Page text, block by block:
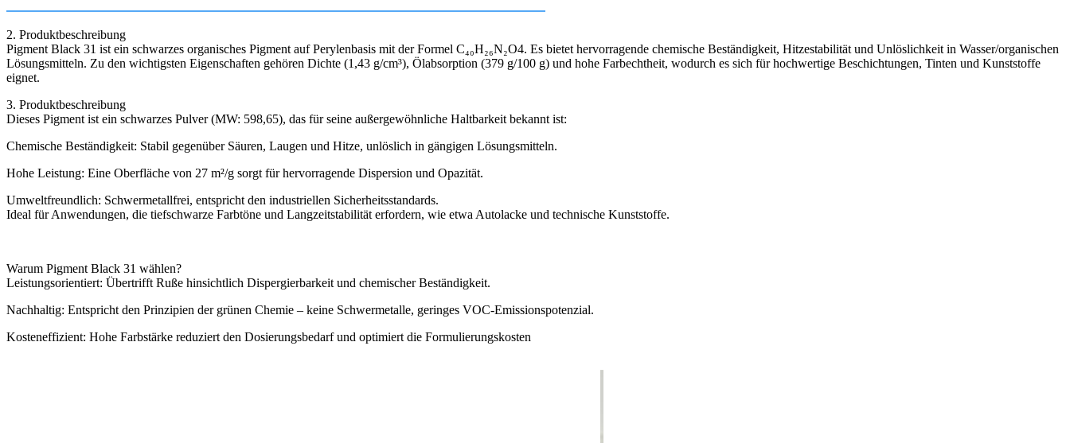
2. Produktbeschreibung
Pigment Black 31 ist ein schwarzes organisches Pigment auf Perylenbasis mit der Formel C₄₀H₂₆N₂O4. Es bietet hervorragende chemische Beständigkeit, Hitzestabilität und Unlöslichkeit in Wasser/organischen
Lösungsmitteln. Zu den wichtigsten Eigenschaften gehören Dichte (1,43 g/cm³), Ölabsorption (379 g/100 g) und hohe Farbechtheit, wodurch es sich für hochwertige Beschichtungen, Tinten und Kunststoffe
eignet.
3. Produktbeschreibung
Dieses Pigment ist ein schwarzes Pulver (MW: 598,65), das für seine außergewöhnliche Haltbarkeit bekannt ist:
Chemische Beständigkeit: Stabil gegenüber Säuren, Laugen und Hitze, unlöslich in gängigen Lösungsmitteln.
Hohe Leistung: Eine Oberfläche von 27 m²/g sorgt für hervorragende Dispersion und Opazität.
Umweltfreundlich: Schwermetallfrei, entspricht den industriellen Sicherheitsstandards.
Ideal für Anwendungen, die tiefschwarze Farbtöne und Langzeitstabilität erfordern, wie etwa Autolacke und technische Kunststoffe.
Warum Pigment Black 31 wählen?
Leistungsorientiert: Übertrifft Ruße hinsichtlich Dispergierbarkeit und chemischer Beständigkeit.
Nachhaltig: Entspricht den Prinzipien der grünen Chemie – keine Schwermetalle, geringes VOC-Emissionspotenzial.
Kosteneffizient: Hohe Farbstärke reduziert den Dosierungsbedarf und optimiert die Formulierungskosten